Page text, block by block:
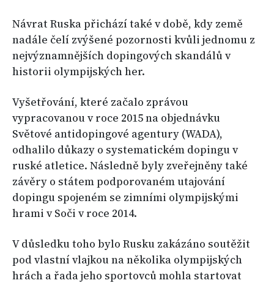
Návrat Ruska přichází také v době, kdy země
nadále čelí zvýšené pozornosti kvůli jednomu z
nejvýznamnějších dopingových skandálů v
historii olympijských her.
Vyšetřování, které začalo zprávou
vypracovanou v roce 2015 na objednávku
Světové antidopingové agentury (WADA),
odhalilo důkazy o systematickém dopingu v
ruské atletice. Následně byly zveřejněny také
závěry o státem podporovaném utajování
dopingu spojeném se zimními olympijskými
hrami v Soči v roce 2014.
V důsledku toho bylo Rusku zakázáno soutěžit
pod vlastní vlajkou na několika olympijských
hrách a řada jeho sportovců mohla startovat